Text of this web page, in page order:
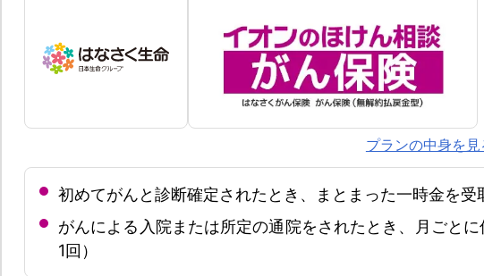
プランの中身を見
初めてがんと診断確定されたとき、まとまった一時金を受
がんによる入院または所定の通院をされたとき、月ごと
1回）